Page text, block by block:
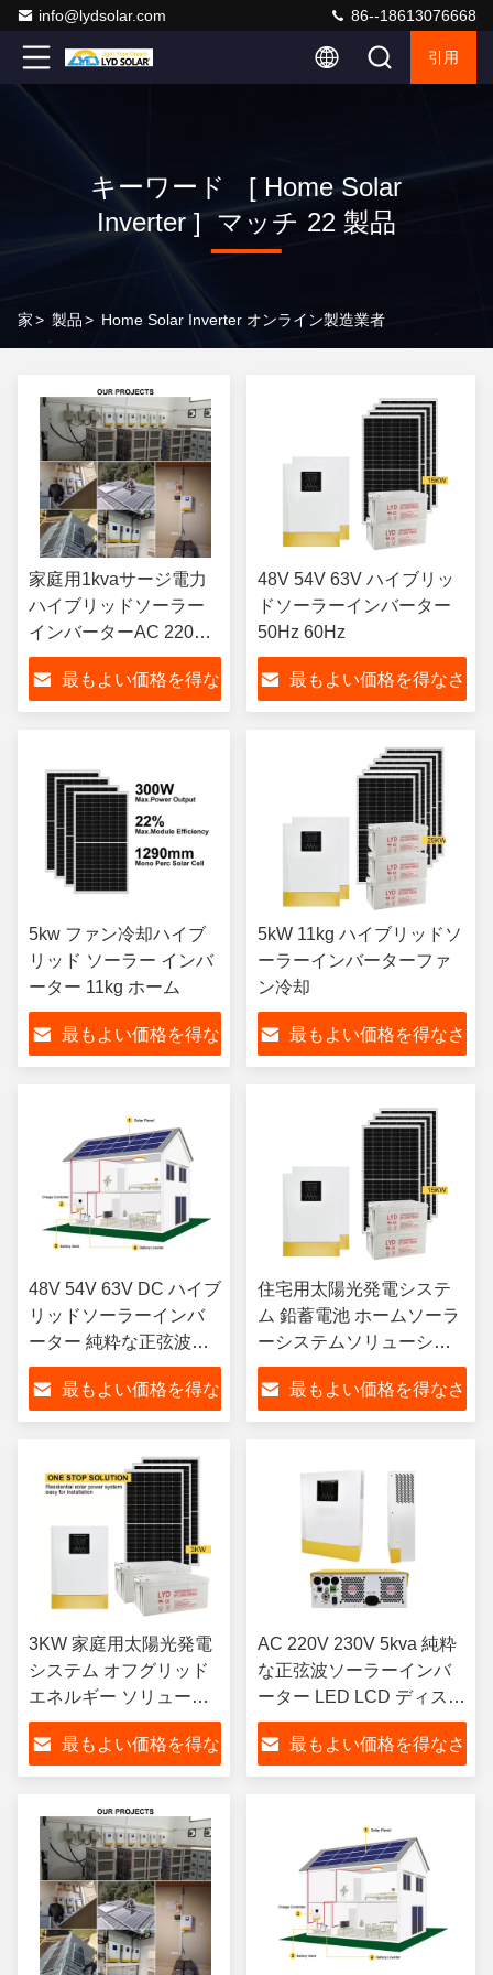
info@lydsolar.com 86--18613076668
引用
キーワード [ Home Solar
Inverter ] マッチ 22 製品
家> 製品> Home Solar Inverter オンライン製造業者
家庭用1kvaサージ電力
ハイブリッドソーラー
インバーターAC 220V
230V
最もよい価格を得な
48V 54V 63V ハイブリッ
ドソーラーインバーター
50Hz 60Hz
最もよい価格を得なさ
5kw ファン冷却ハイブ
リッド ソーラー インバ
ーター 11kg ホーム
最もよい価格を得な
5kW 11kg ハイブリッドソ
ーラーインバーターファ
ン冷却
最もよい価格を得なさ
48V 54V 63V DC ハイブ
リッドソーラーインバ
ーター 純粋な正弦波イ
ンバーター
最もよい価格を得な
住宅用太陽光発電システ
ム 鉛蓄電池 ホームソーラ
ーシステムソリューショ
ン
最もよい価格を得なさ
3KW 家庭用太陽光発電
システム オフグリッド
エネルギー ソリューシ
ョン 鉛蓄電池
最もよい価格を得な
AC 220V 230V 5kva 純粋
な正弦波ソーラーインバ
ーター LED LCD ディスプ
レイ
最もよい価格を得なさ